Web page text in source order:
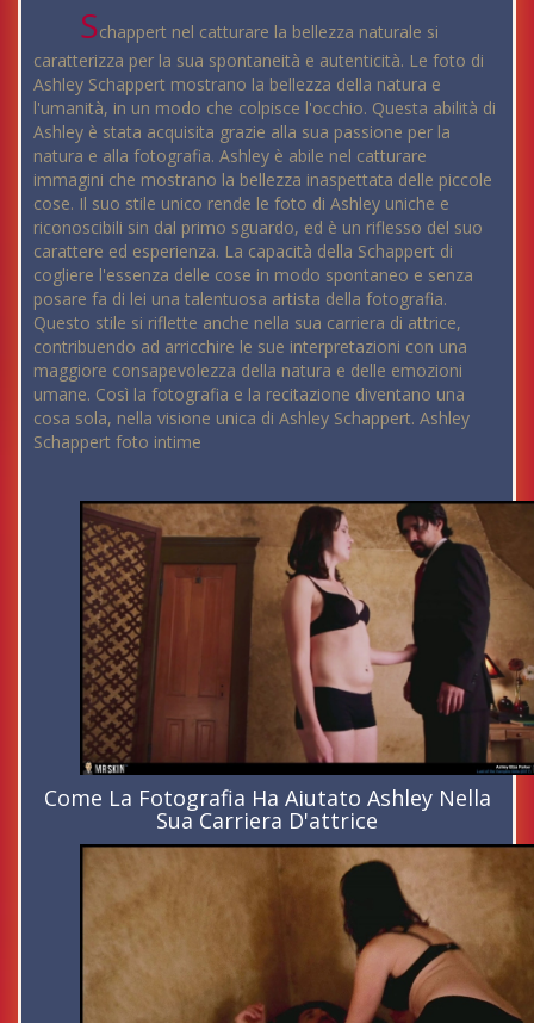
Schappert nel catturare la bellezza naturale si
caratterizza per la sua spontaneità e autenticità. Le foto di
Ashley Schappert mostrano la bellezza della natura e
l'umanità, in un modo che colpisce l'occhio. Questa abilità di
Ashley è stata acquisita grazie alla sua passione per la
natura e alla fotografia. Ashley è abile nel catturare
immagini che mostrano la bellezza inaspettata delle piccole
cose. Il suo stile unico rende le foto di Ashley uniche e
riconoscibili sin dal primo sguardo, ed è un riflesso del suo
carattere ed esperienza. La capacità della Schappert di
cogliere l'essenza delle cose in modo spontaneo e senza
posare fa di lei una talentuosa artista della fotografia.
Questo stile si riflette anche nella sua carriera di attrice,
contribuendo ad arricchire le sue interpretazioni con una
maggiore consapevolezza della natura e delle emozioni
umane. Così la fotografia e la recitazione diventano una
cosa sola, nella visione unica di Ashley Schappert. Ashley
Schappert foto intime
Come La Fotografia Ha Aiutato Ashley Nella
Sua Carriera D'attrice